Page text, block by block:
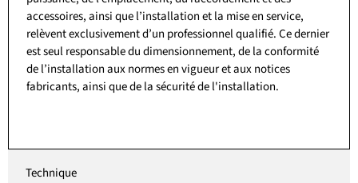
accessoires, ainsi que l’installation et la mise en service,
relèvent exclusivement d’un professionnel qualifié. Ce dernier
est seul responsable du dimensionnement, de la conformité
de l’installation aux normes en vigueur et aux notices
fabricants, ainsi que de la sécurité de l'installation.
Technique